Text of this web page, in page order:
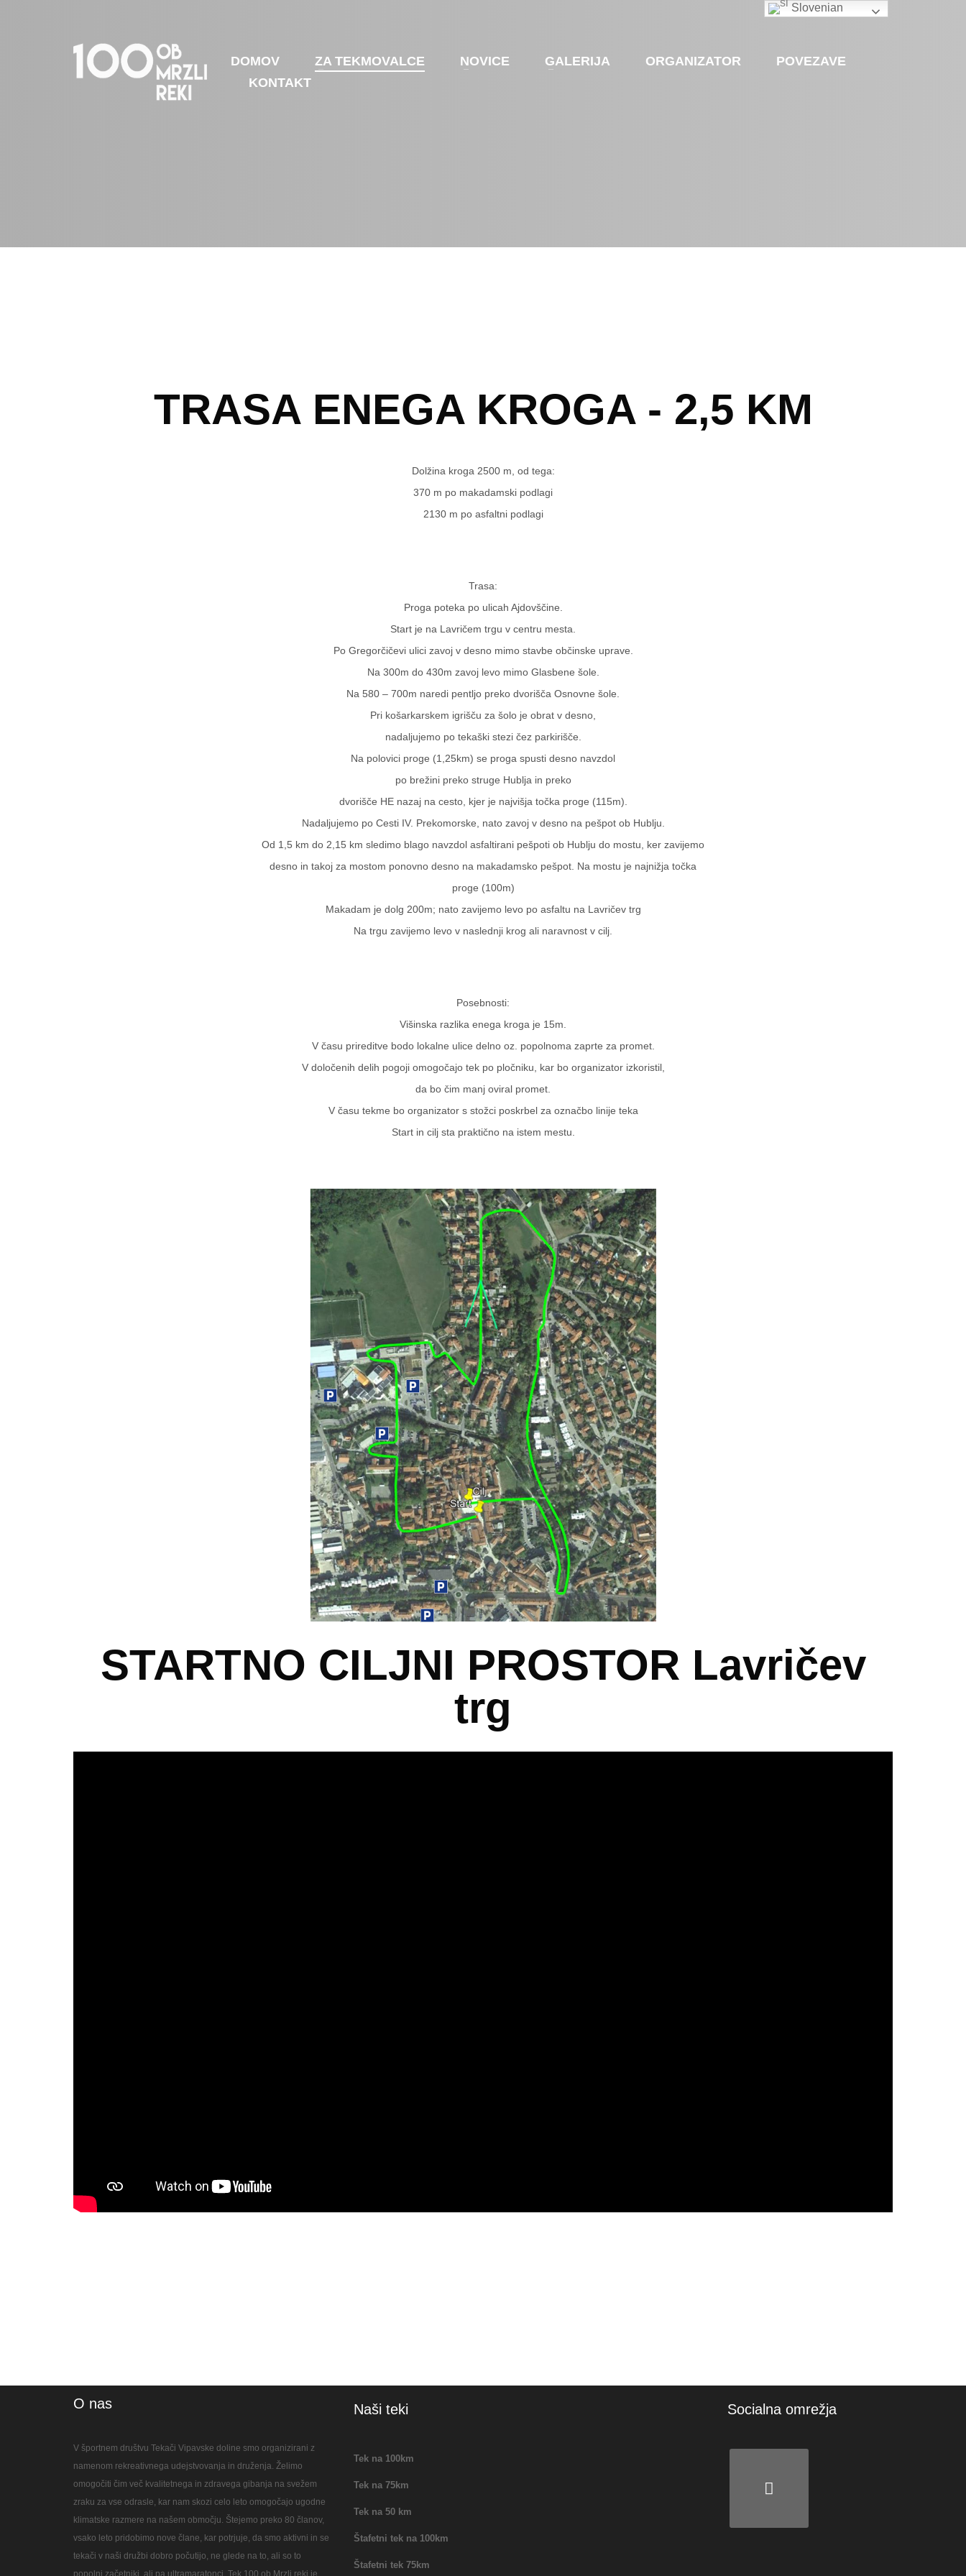
DOMOV ZA TEKMOVALCE NOVICE GALERIJA ORGANIZATOR
POVEZAVE
KONTAKT
TRASA ENEGA KROGA - 2,5 KM
Dolžina kroga 2500 m, od tega:
370 m po makadamski podlagi
2130 m po asfaltni podlagi
Trasa:
Proga poteka po ulicah Ajdovščine.
Start je na Lavričem trgu v centru mesta.
Po Gregorčičevi ulici zavoj v desno mimo stavbe občinske uprave.
Na 300m do 430m zavoj levo mimo Glasbene šole.
Na 580 – 700m naredi pentljo preko dvorišča Osnovne šole.
Pri košarkarskem igrišču za šolo je obrat v desno,
nadaljujemo po tekaški stezi čez parkirišče.
Na polovici proge (1,25km) se proga spusti desno navzdol
po brežini preko struge Hublja in preko
dvorišče HE nazaj na cesto, kjer je najvišja točka proge (115m).
Nadaljujemo po Cesti IV. Prekomorske, nato zavoj v desno na pešpot ob Hublju.
Od 1,5 km do 2,15 km sledimo blago navzdol asfaltirani pešpoti ob Hublju do mostu, ker zavijemo
desno in takoj za mostom ponovno desno na makadamsko pešpot. Na mostu je najnižja točka
proge (100m)
Makadam je dolg 200m; nato zavijemo levo po asfaltu na Lavričev trg
Na trgu zavijemo levo v naslednji krog ali naravnost v cilj.
Posebnosti:
Višinska razlika enega kroga je 15m.
V času prireditve bodo lokalne ulice delno oz. popolnoma zaprte za promet.
V določenih delih pogoji omogočajo tek po pločniku, kar bo organizator izkoristil,
da bo čim manj oviral promet.
V času tekme bo organizator s stožci poskrbel za označbo linije teka
Start in cilj sta praktično na istem mestu.
STARTNO CILJNI PROSTOR Lavričev
trg
O nas
V športnem društvu Tekači Vipavske doline smo organizirani z
namenom rekreativnega udejstvovanja in druženja. Želimo
omogočiti čim več kvalitetnega in zdravega gibanja na svežem
zraku za vse odrasle, kar nam skozi celo leto omogočajo ugodne
klimatske razmere na našem območju. Štejemo preko 80 članov,
vsako leto pridobimo nove člane, kar potrjuje, da smo aktivni in se
tekači v naši družbi dobro počutijo, ne glede na to, ali so to
popolni začetniki, ali pa ultramaratonci. Tek 100 ob Mrzli reki je
Naši teki
Tek na 100km
Tek na 75km
Tek na 50 km
Štafetni tek na 100km
Štafetni tek 75km
Socialna omrežja
Slovenian